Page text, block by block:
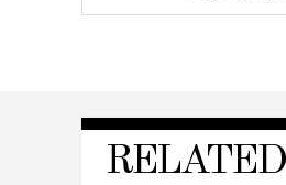
RELATED